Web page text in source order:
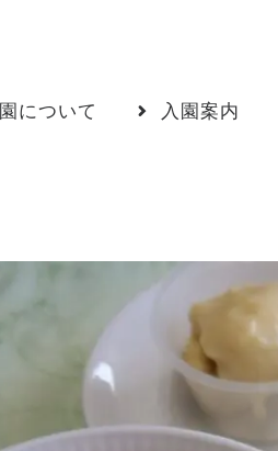
園について 入園案内